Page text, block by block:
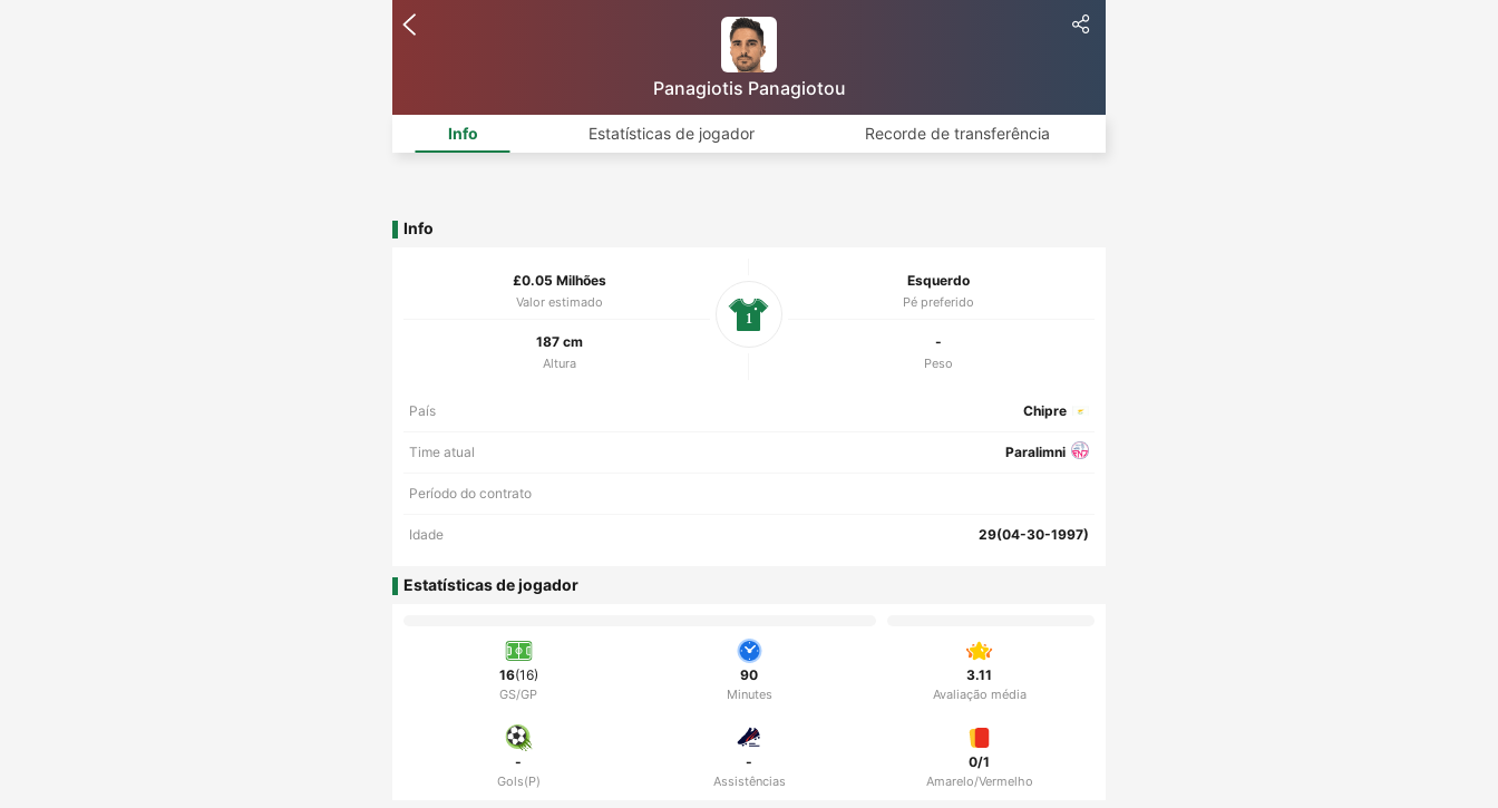
Panagiotis Panagiotou
Info Estatísticas de jogador Recorde de transferência
Info
£0.05 Milhões
Valor estimado
Esquerdo
Pé preferido
187 cm
Altura
-
Peso
1
País Chipre
Time atual Paralimni
Período do contrato
Idade 29(04-30-1997)
Estatísticas de jogador
16(16)
GS/GP
90
Minutes
3.11
Avaliação média
-
Gols(P)
-
Assistências
0/1
Amarelo/Vermelho